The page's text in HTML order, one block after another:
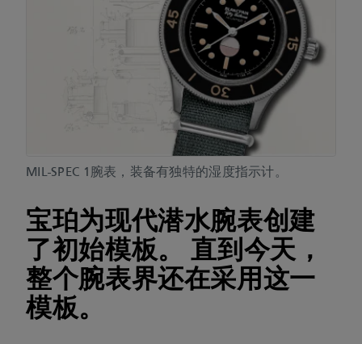
MIL-SPEC 1腕表，装备有独特的湿度指示计。
宝珀为现代潜水腕表创建
了初始模板。 直到今天，
整个腕表界还在采用这一
模板。